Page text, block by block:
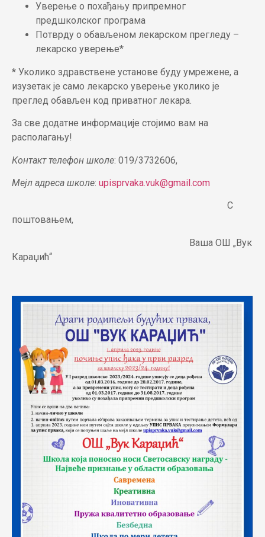
Уверење о похађању припремног
предшколског програма
Потврду о обављеном лекарском прегледу –
лекарско уверење*
* Уколико здравствене установе буду умрежене, а
изузетак је само лекарско уверење уколико је
преглед обављен код приватног лекара.
За све додатне информације стојимо вам на
располагању!
Контакт телефон школе: 019/3732606,
Мејл адреса школе: upisprvaka.vuk@gmail.com
С
поштовањем,
Ваша ОШ „Вук
Караџић“